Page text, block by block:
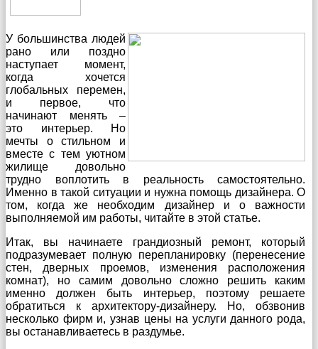
У большинства людей
рано или поздно
наступает момент,
когда хочется
глобальных перемен,
и первое, что
начинают менять –
это интерьер. Но
мечты о стильном и
вместе с тем уютном
жилище довольно
трудно воплотить в реальность самостоятельно.
Именно в такой ситуации и нужна помощь дизайнера. О
том, когда же необходим дизайнер и о важности
выполняемой им работы, читайте в этой статье.
Итак, вы начинаете грандиозный ремонт, который
подразумевает полную перепланировку (перенесение
стен, дверных проемов, изменения расположения
комнат), но самим довольно сложно решить каким
именно должен быть интерьер, поэтому решаете
обратиться к архитектору-дизайнеру. Но, обзвонив
несколько фирм и, узнав цены на услуги данного рода,
вы останавливаетесь в раздумье.